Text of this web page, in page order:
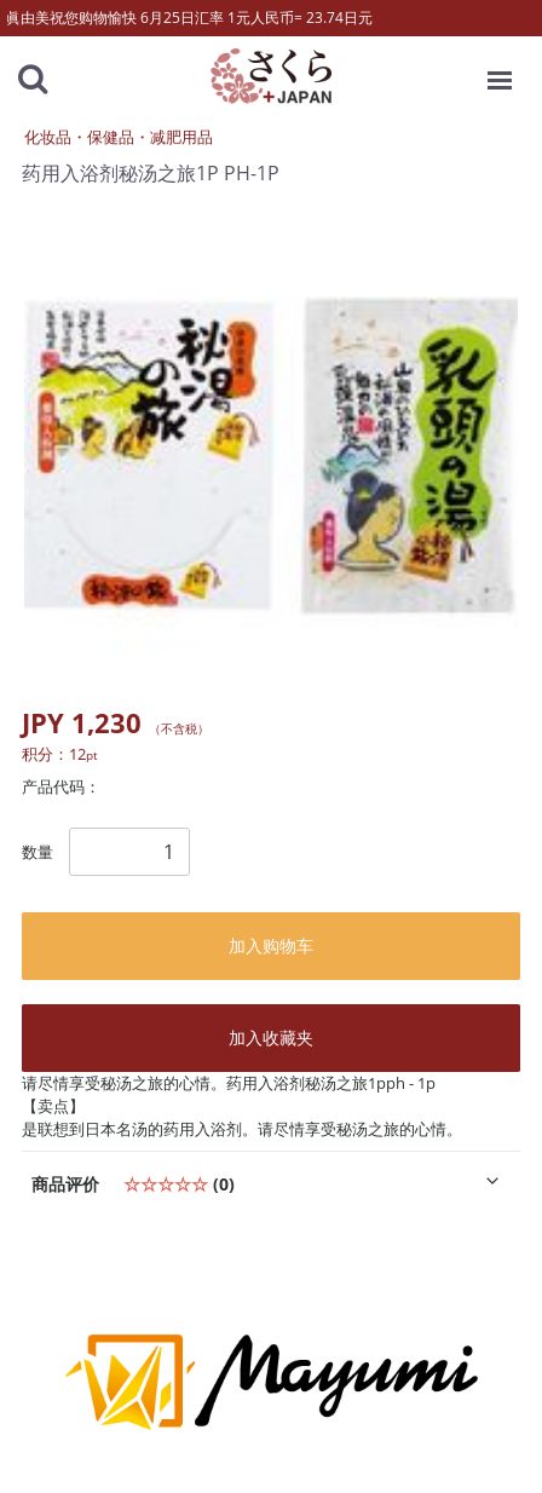
眞由美祝您购物愉快 6月25日汇率 1元人民币= 23.74日元
化妆品・保健品・减肥用品
药用入浴剂秘汤之旅1P PH-1P
JPY 1,230 （不含税）
积分： 12pt
产品代码：
数量
加入购物车
加入收藏夹
请尽情享受秘汤之旅的心情。药用入浴剂秘汤之旅1pph - 1p
【卖点】
是联想到日本名汤的药用入浴剂。请尽情享受秘汤之旅的心情。
商品评价 ☆☆☆☆☆ (0)